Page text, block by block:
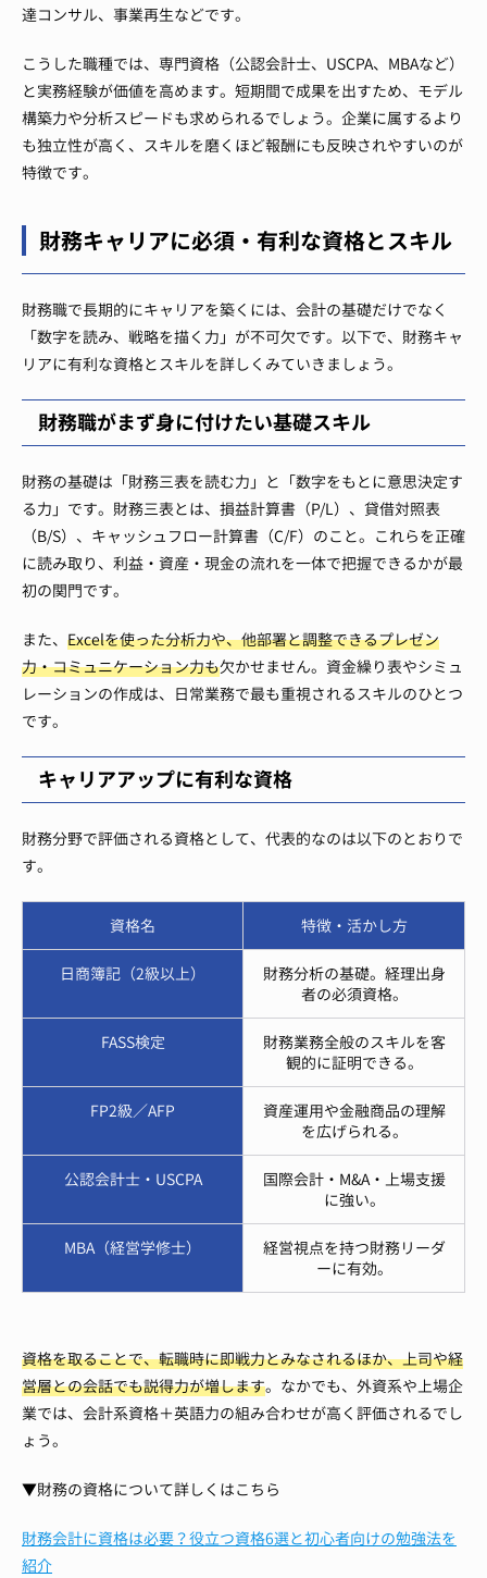
達コンサル、事業再生などです。
こうした職種では、専門資格（公認会計士、USCPA、MBAなど）
と実務経験が価値を高めます。短期間で成果を出すため、モデル
構築力や分析スピードも求められるでしょう。企業に属するより
も独立性が高く、スキルを磨くほど報酬にも反映されやすいのが
特徴です。
財務キャリアに必須・有利な資格とスキル
財務職で長期的にキャリアを築くには、会計の基礎だけでなく
「数字を読み、戦略を描く力」が不可欠です。以下で、財務キャ
リアに有利な資格とスキルを詳しくみていきましょう。
財務職がまず身に付けたい基礎スキル
財務の基礎は「財務三表を読む力」と「数字をもとに意思決定す
る力」です。財務三表とは、損益計算書（P/L）、貸借対照表
（B/S）、キャッシュフロー計算書（C/F）のこと。これらを正確
に読み取り、利益・資産・現金の流れを一体で把握できるかが最
初の関門です。
また、 Excelを使った分析力や、他部署と調整できるプレゼン
力・コミュニケーション力も欠かせません。資金繰り表やシミュ
レーションの作成は、日常業務で最も重視されるスキルのひとつ
です。
キャリアアップに有利な資格
財務分野で評価される資格として、代表的なのは以下のとおりで
す。
資格名 特徴・活かし方
日商簿記（2級以上）
財務分析の基礎。経理出身
者の必須資格。
FASS検定
財務業務全般のスキルを客
観的に証明できる。
FP2級／AFP
資産運用や金融商品の理解
を広げられる。
公認会計士・USCPA
国際会計・M&A・上場支援
に強い。
MBA（経営学修士）
経営視点を持つ財務リーダ
ーに有効。
資格を取ることで、転職時に即戦力とみなされるほか、上司や経
営層との会話でも説得力が増します。なかでも、外資系や上場企
業では、会計系資格＋英語力の組み合わせが高く評価されるでし
ょう。
▼財務の資格について詳しくはこちら
財務会計に資格は必要？役立つ資格6選と初心者向けの勉強法を
紹介